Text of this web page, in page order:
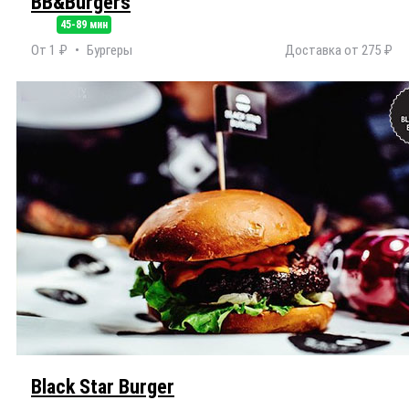
45-89 мин
От 1 ₽ Бургеры Доставка от 275 ₽
Black Star Burger